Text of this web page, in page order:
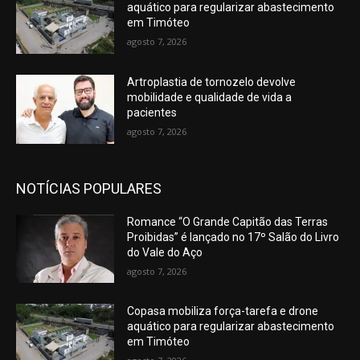
aquático para regularizar abastecimento
em Timóteo
agosto 7, 2026
Artroplastia de tornozelo devolve
mobilidade e qualidade de vida a
pacientes
agosto 7, 2026
NOTÍCIAS POPULARES
Romance “O Grande Capitão das Terras
Proibidas” é lançado no 17º Salão do Livro
do Vale do Aço
agosto 7, 2026
Copasa mobiliza força-tarefa e drone
aquático para regularizar abastecimento
em Timóteo